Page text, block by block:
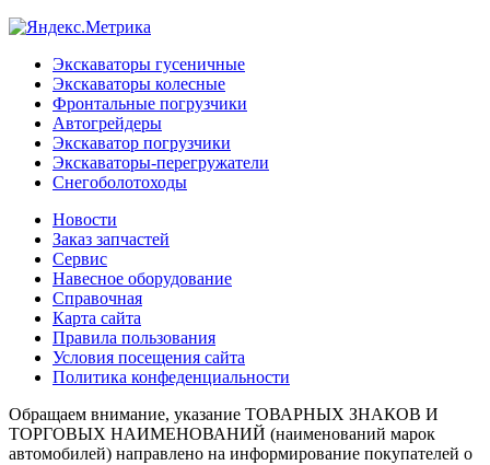
Экскаваторы гусеничные
Экскаваторы колесные
Фронтальные погрузчики
Автогрейдеры
Экскаватор погрузчики
Экскаваторы-перегружатели
Снегоболотоходы
Новости
Заказ запчастей
Сервис
Навесное оборудование
Справочная
Карта сайта
Правила пользования
Условия посещения сайта
Политика конфеденциальности
Обращаем внимание, указание ТОВАРНЫХ ЗНАКОВ И
ТОРГОВЫХ НАИМЕНОВАНИЙ (наименований марок
автомобилей) направлено на информирование покупателей о